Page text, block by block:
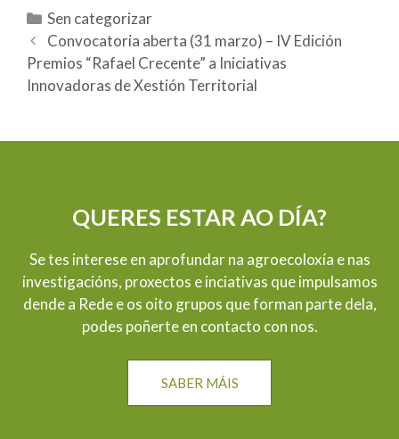
C
a
t
e
Sen categorizar
N
a
v
d
e
a
Convocatoria aberta (31 marzo) – IV Edición
Premios “Rafael Crecente” a Iniciativas
Innovadoras de Xestión Territorial
QUERES ESTAR AO DÍA?
Se tes interese en aprofundar na agroecoloxía e nas
investigacións, proxectos e inciativas que impulsamos
dende a Rede e os oito grupos que forman parte dela,
podes poñerte en contacto con nos.
SABER MÁIS